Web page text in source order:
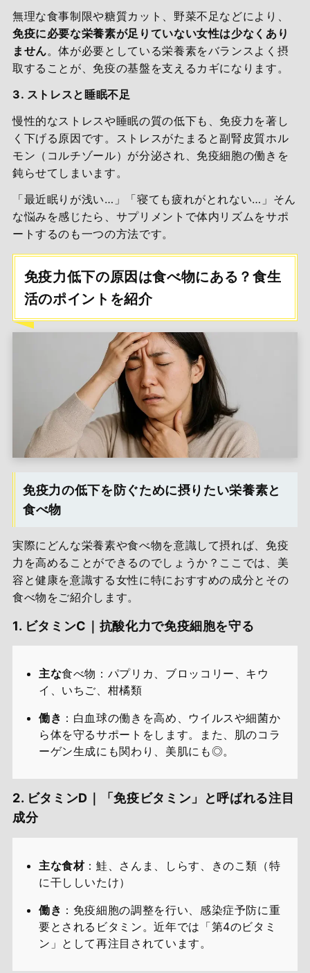
無理な食事制限や糖質カット、野菜不足などにより、
免疫に必要な栄養素が足りていない女性は少なくあり
ません。体が必要としている栄養素をバランスよく摂
取することが、免疫の基盤を支えるカギになります。
3. ストレスと睡眠不足
慢性的なストレスや睡眠の質の低下も、免疫力を著し
く下げる原因です。ストレスがたまると副腎皮質ホル
モン（コルチゾール）が分泌され、免疫細胞の働きを
鈍らせてしまいます。
「最近眠りが浅い…」「寝ても疲れがとれない…」そん
な悩みを感じたら、サプリメントで体内リズムをサポ
ートするのも一つの方法です。
免疫力低下の原因は食べ物にある？食生
活のポイントを紹介
免疫力の低下を防ぐために摂りたい栄養素と
食べ物
実際にどんな栄養素や食べ物を意識して摂れば、免疫
力を高めることができるのでしょうか？ここでは、美
容と健康を意識する女性に特におすすめの成分とその
食べ物をご紹介します。
1. ビタミンC｜抗酸化力で免疫細胞を守る
主な食べ物：パプリカ、ブロッコリー、キウ
イ、いちご、柑橘類
働き ：白血球の働きを高め、ウイルスや細菌か
ら体を守るサポートをします。また、肌のコラ
ーゲン生成にも関わり、美肌にも◎。
2. ビタミンD｜「免疫ビタミン」と呼ばれる注目
成分
主な食材：鮭、さんま、しらす、きのこ類（特
に干ししいたけ）
働き ：免疫細胞の調整を行い、感染症予防に重
要とされるビタミン。近年では「第4のビタミ
ン」として再注目されています。